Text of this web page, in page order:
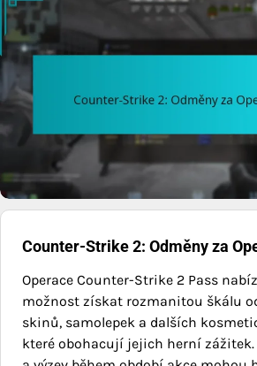
Counter-Strike 2: Odměny za
Operace Counter-Strike 2 Pass
možnost získat rozmanitou škálu
skinů, samolepek a dalších
které obohacují jejich herní